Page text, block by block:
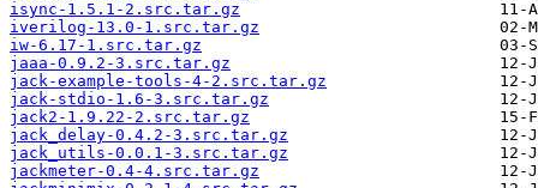
isync-1.5.1-2.src.tar.gz
iverilog-13.0-1.src.tar.gz
iw-6.17-1.src.tar.gz
jaaa-0.9.2-3.src.tar.gz
jack-example-tools-4-2.src.tar.gz
jack-stdio-1.6-3.src.tar.gz
jack2-1.9.22-2.src.tar.gz
jack_delay-0.4.2-3.src.tar.gz
jack_utils-0.0.1-3.src.tar.gz
jackmeter-0.4-4.src.tar.gz